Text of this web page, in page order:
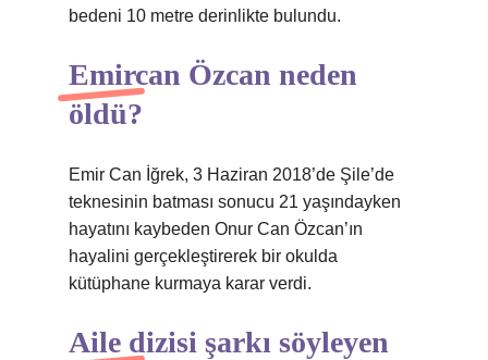
bedeni 10 metre derinlikte bulundu.
Emircan Özcan neden
öldü?
Emir Can İğrek, 3 Haziran 2018’de Şile’de
teknesinin batması sonucu 21 yaşındayken
hayatını kaybeden Onur Can Özcan’ın
hayalini gerçekleştirerek bir okulda
kütüphane kurmaya karar verdi.
Aile dizisi şarkı söyleyen